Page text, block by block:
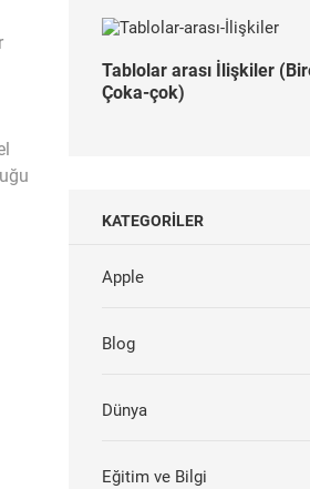
Tablolar arası İlişkiler
Çoka-çok)
KATEGORILER
Apple
Blog
Dünya
Eğitim ve Bilgi